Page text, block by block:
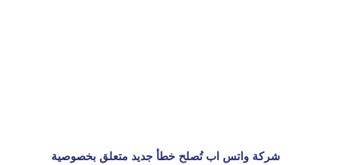
شركة واتس اب تُصلح خطأ جديد متعلق بخصوصية